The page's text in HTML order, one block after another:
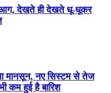
आग, देखते ही देखते धू-धूकर
मानसून, नए सिस्टम से तेज
कम हुई है बारिश